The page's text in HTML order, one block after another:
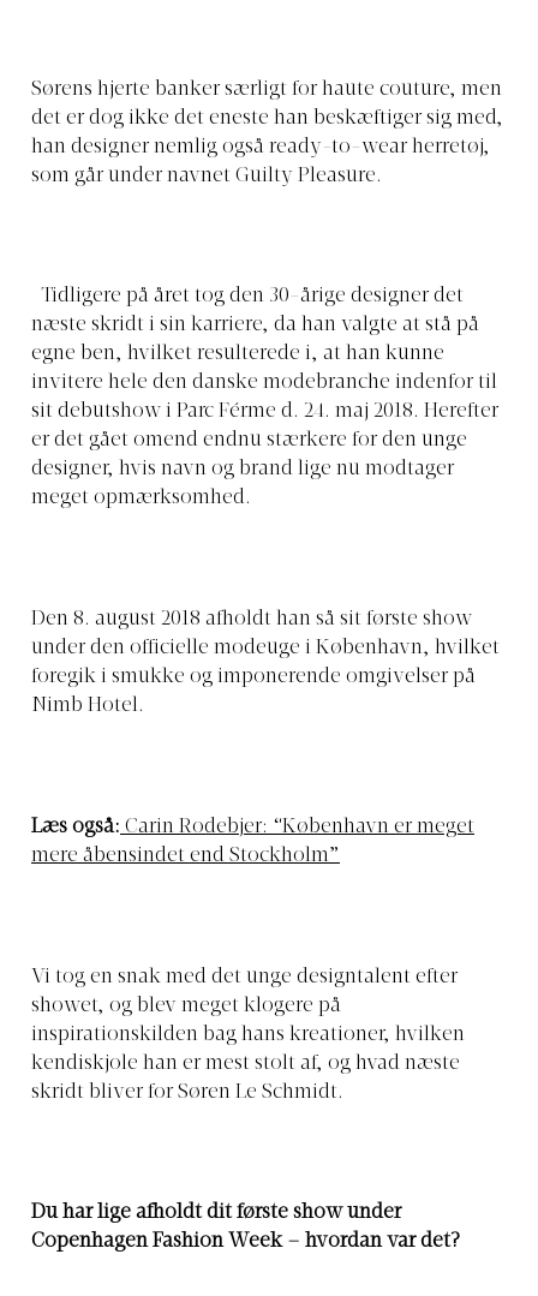
Sørens hjerte banker særligt for haute couture, men
det er dog ikke det eneste han beskæftiger sig med,
han designer nemlig også ready-to-wear herretøj,
som går under navnet Guilty Pleasure.
Tidligere på året tog den 30-årige designer det
næste skridt i sin karriere, da han valgte at stå på
egne ben, hvilket resulterede i, at han kunne
invitere hele den danske modebranche indenfor til
sit debutshow i Parc Férme d. 24. maj 2018. Herefter
er det gået omend endnu stærkere for den unge
designer, hvis navn og brand lige nu modtager
meget opmærksomhed.
Den 8. august 2018 afholdt han så sit første show
under den officielle modeuge i København, hvilket
foregik i smukke og imponerende omgivelser på
Nimb Hotel.
Læs også: Carin Rodebjer: “København er meget
mere åbensindet end Stockholm”
Vi tog en snak med det unge designtalent efter
showet, og blev meget klogere på
inspirationskilden bag hans kreationer, hvilken
kendiskjole han er mest stolt af, og hvad næste
skridt bliver for Søren Le Schmidt.
Du har lige afholdt dit første show under
Copenhagen Fashion Week – hvordan var det?